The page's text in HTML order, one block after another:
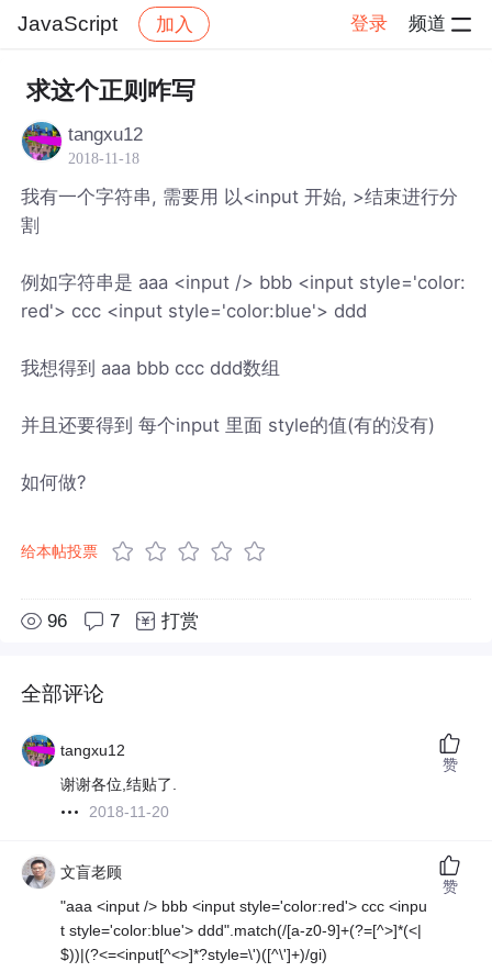
JavaScript 加入 登录 频道
社区 JavaScript
求这个正则咋写
tangxu12
2018-11-18
我有一个字符串, 需要用 以<input 开始, >结束进行分
割
例如字符串是 aaa <input /> bbb <input style='color:
red'> ccc <input style='color:blue'> ddd
我想得到 aaa bbb ccc ddd数组
并且还要得到 每个input 里面 style的值(有的没有)
如何做?
给本帖投票
96 7 打赏
全部评论
tangxu12
谢谢各位,结贴了.
2018-11-20
赞
文盲老顾
"aaa <input /> bbb <input style='color:red'> ccc <inpu
t style='color:blue'> ddd".match(/[a-z0-9]+(?=[^>]*(<|
$))|(?<=<input[^<>]*?style=\')([^\']+)/gi)
赞